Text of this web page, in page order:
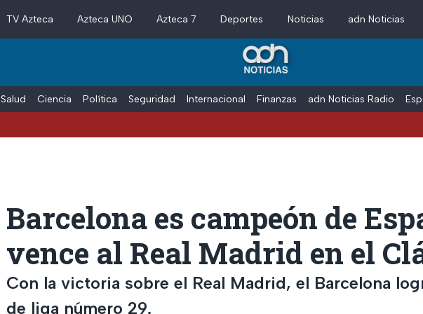
TV Azteca Azteca UNO Azteca 7 Deportes Noticias adn Noticias
Salud Ciencia Política Seguridad Internacional Finanzas adn Noticias Radio
Barcelona es campeón de
vence al Real Madrid en el
Con la victoria sobre el Real Madrid, el Barcelona
de liga número 29.